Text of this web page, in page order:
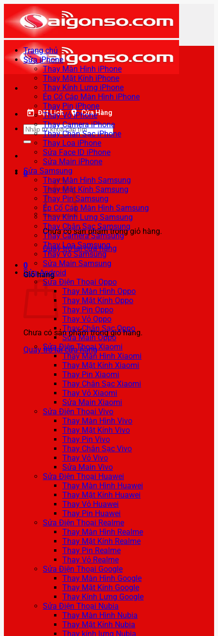
qua
nội
dung
Đặt Lịch Cửa Hàng
Tìm
kiếm:
0
Chưa có sản phẩm trong giỏ hàng.
Quay trở lại cửa hàng
0
Giỏ hàng
Chưa có sản phẩm trong giỏ hàng.
Quay trở lại cửa hàng
Trang chủ
Sửa iPhone
Thay Màn Hình iPhone
Thay Mặt Kính iPhone
Thay Kính Lưng iPhone
Ép Cổ Cáp Màn Hình iPhone
Thay Pin iPhone
Thay Vỏ iPhone
Thay Camera iPhone
Thay Chân Sạc iPhone
Thay Loa iPhone
Sửa Face ID iPhone
Sửa Main iPhone
Sửa Samsung
Thay Màn Hình Samsung
Thay Mặt Kính Samsung
Thay Pin Samsung
Ép Cổ Cáp Màn Hình Samsung
Thay Kính Lưng Samsung
Thay Chân Sạc Samsung
Thay Camera Samsung
Thay Loa Samsung
Thay Vỏ Samsung
Sửa Main Samsung
Sửa Android
Sửa Điện Thoại Oppo
Thay Màn Hình Oppo
Thay Mặt Kính Oppo
Thay Pin Oppo
Thay Vỏ Oppo
Thay Chân Sạc Oppo
Sửa Main Oppo
Sửa Điện Thoại Xiaomi
Thay Màn Hình Xiaomi
Thay Mặt Kính Xiaomi
Thay Pin Xiaomi
Thay Chân Sạc Xiaomi
Thay Vỏ Xiaomi
Sửa Main Xiaomi
Sửa Điện Thoại Vivo
Thay Màn Hình Vivo
Thay Mặt Kính Vivo
Thay Pin Vivo
Thay Chân Sạc Vivo
Thay Vỏ Vivo
Sửa Main Vivo
Sửa Điện Thoại Huawei
Thay Màn Hình Huawei
Thay Mặt Kính Huawei
Thay Vỏ Huawei
Thay Pin Huawei
Sửa Điện Thoại Realme
Thay Màn Hình Realme
Thay Mặt Kính Realme
Thay Pin Realme
Thay Vỏ Realme
Sửa Điện Thoại Google
Thay Màn Hình Google
Thay Mặt Kính Google
Thay Kính Lưng Google
Sửa Điện Thoại Nubia
Thay Màn Hình Nubia
Thay Mặt Kính Nubia
Thay kính lưng Nubia